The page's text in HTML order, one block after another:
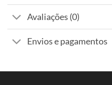
Avaliações (0)
Envios e pagamentos